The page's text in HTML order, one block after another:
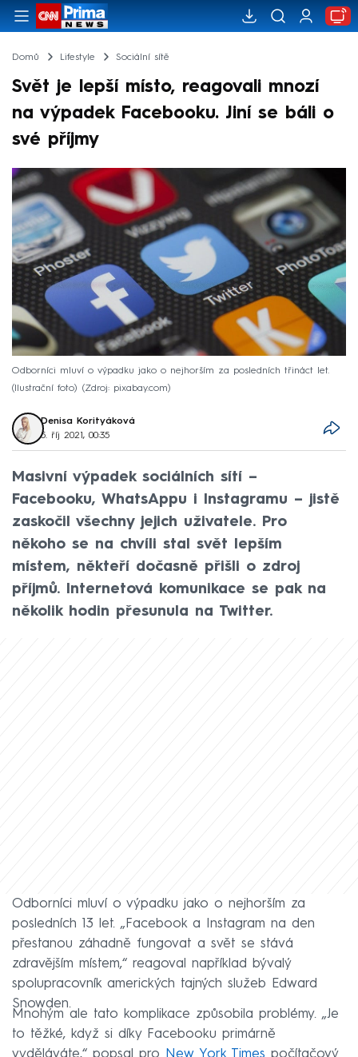
Domů Lifestyle Sociální sítě
Svět je lepší místo, reagovali mnozí
na výpadek Facebooku. Jiní se báli o
své příjmy
Odborníci mluví o výpadku jako o nejhorším za posledních třináct let.
(Ilustrační foto)
Zdroj: pixabay.com
Denisa Korityáková
5. říj 2021, 00:35
Masivní výpadek sociálních sítí –
Facebooku, WhatsAppu i Instagramu – jistě
zaskočil všechny jejich uživatele. Pro
někoho se na chvíli stal svět lepším
místem, někteří dočasně přišli o zdroj
příjmů. Internetová komunikace se pak na
několik hodin přesunula na Twitter.
Odborníci mluví o výpadku jako o nejhorším za
posledních 13 let. „Facebook a Instagram na den
přestanou záhadně fungovat a svět se stává
zdravějším místem,“ reagoval například bývalý
spolupracovník amerických tajných služeb Edward
Snowden.
Mnohým ale tato komplikace způsobila problémy. „Je
to těžké, když si díky Facebooku primárně
vyděláváte,“ popsal pro
New York Times počítačový